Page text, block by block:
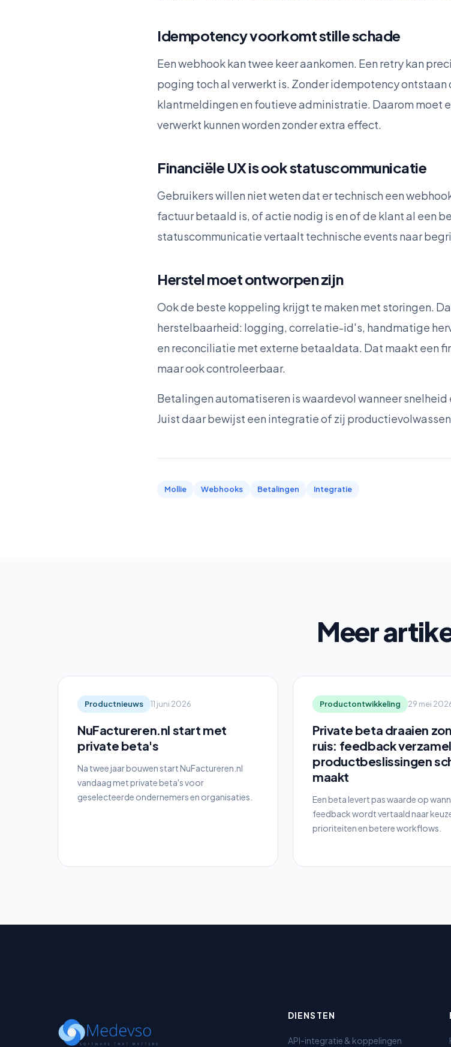
Idempotency voorkomt stille schade
Een webhook kan twee keer aankomen. Een retry kan
poging toch al verwerkt is. Zonder idempotency
klantmeldingen en foutieve administratie. Daarom moet
verwerkt kunnen worden zonder extra effect.
Financiële UX is ook statuscommunicatie
Gebruikers willen niet weten dat er technisch een
factuur betaald is, of actie nodig is en of de klant al een
statuscommunicatie vertaalt technische events naar
Herstel moet ontworpen zijn
Ook de beste koppeling krijgt te maken met storingen.
herstelbaarheid: logging, correlatie-id's, handmatige
en reconciliatie met externe betaaldata. Dat maakt een
maar ook controleerbaar.
Betalingen automatiseren is waardevol wanneer
Juist daar bewijst een integratie of zij productievolwassen
Mollie Webhooks Betalingen Integratie
Meer
Productnieuws 11 juni 2026
NuFactureren.nl start met
private beta's
Na twee jaar bouwen start NuFactureren.nl
vandaag met private beta's voor
geselecteerde ondernemers en organisaties.
Productontwikkeling 29 mei
Private beta draaien
ruis: feedback
productbeslissingen
maakt
Een beta levert pas waarde op
feedback wordt vertaald naar
prioriteiten en betere workflows.
DIENSTEN
API-integratie & koppelingen